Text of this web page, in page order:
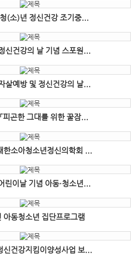
(소)년 정신건강 조기중...
신건강의 날 기념 스포원...
살예방 및 정신건강의 날...
피곤한 그대를 위한 꿀잠...
소아청소년정신의학회 ...
린이날 기념 아동·청소년...
동청소년 집단프로그램
건강지킴이양성사업 보...